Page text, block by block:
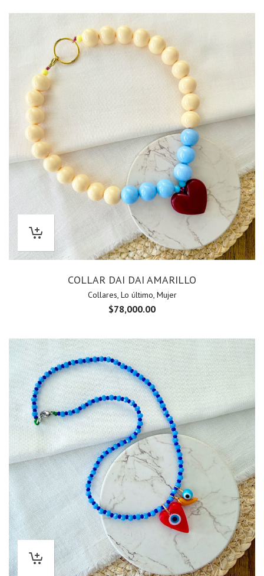
COLLAR DAI DAI AMARILLO
Collares, Lo último, Mujer
$78,000.00